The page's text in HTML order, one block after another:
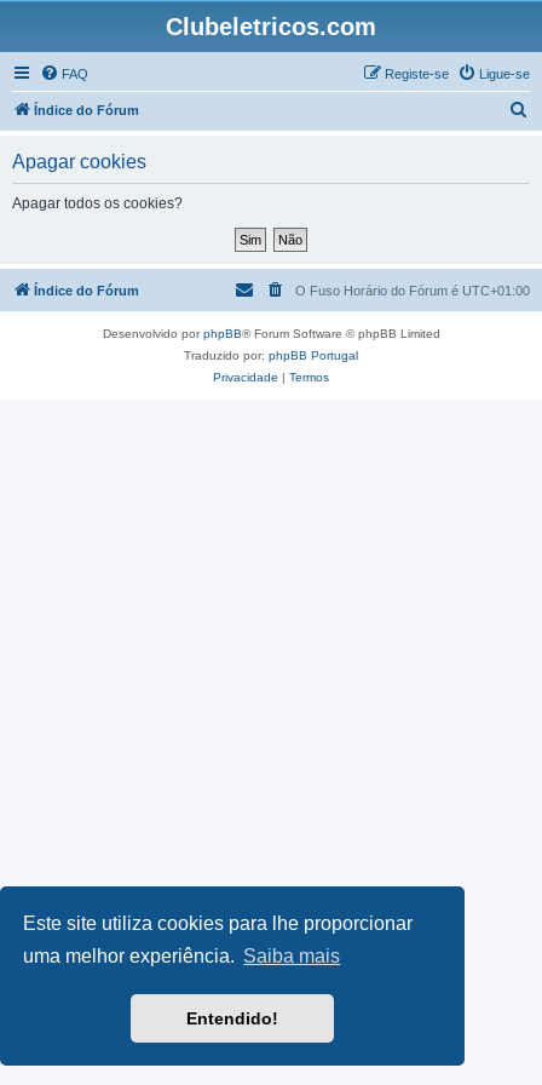
Este site utiliza cookies para lhe proporcionar
uma melhor experiência. Saiba mais
Entendido!
Clubeletricos.com
FAQ Ligue-se
Registe-se
Índice do Fórum
a
Apagar cookies
Apagar todos os cookies?
Índice do Fórum O Fuso Horário do Fórum é UTC+01:00
Desenvolvido porphpBB® Forum Software © phpBB Limited
Traduzido por: phpBB Portugal
Privacidade | Termos